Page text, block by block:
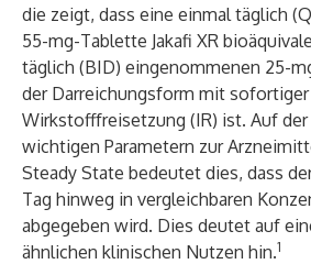
die zeigt, dass eine einmal täglich
55-mg-Tablette Jakafi XR
täglich (BID) eingenommenen 25-
der Darreichungsform mit sofortiger
Wirkstofffreisetzung (IR) ist. Auf der
wichtigen Parametern zur
Steady State bedeutet dies, dass
Tag hinweg in vergleichbaren
abgegeben wird. Dies deutet auf
ähnlichen klinischen Nutzen hin.1